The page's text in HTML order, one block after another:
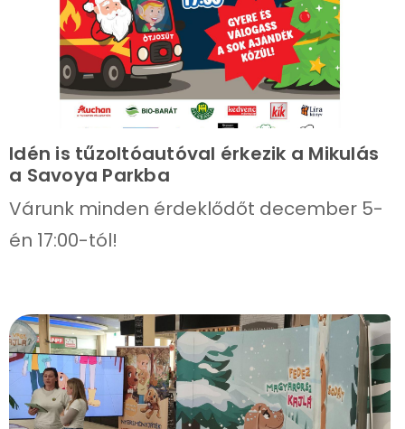
Idén is tűzoltóautóval érkezik a Mikulás
a Savoya Parkba
Várunk minden érdeklődőt december 5-
én 17:00-tól!